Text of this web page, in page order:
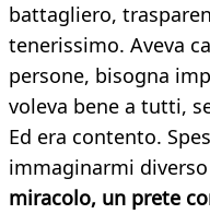
battagliero,
tenerissimo. Aveva
persone, bisogna
voleva bene a tutti,
Ed era contento.
immaginarmi
miracolo, un prete